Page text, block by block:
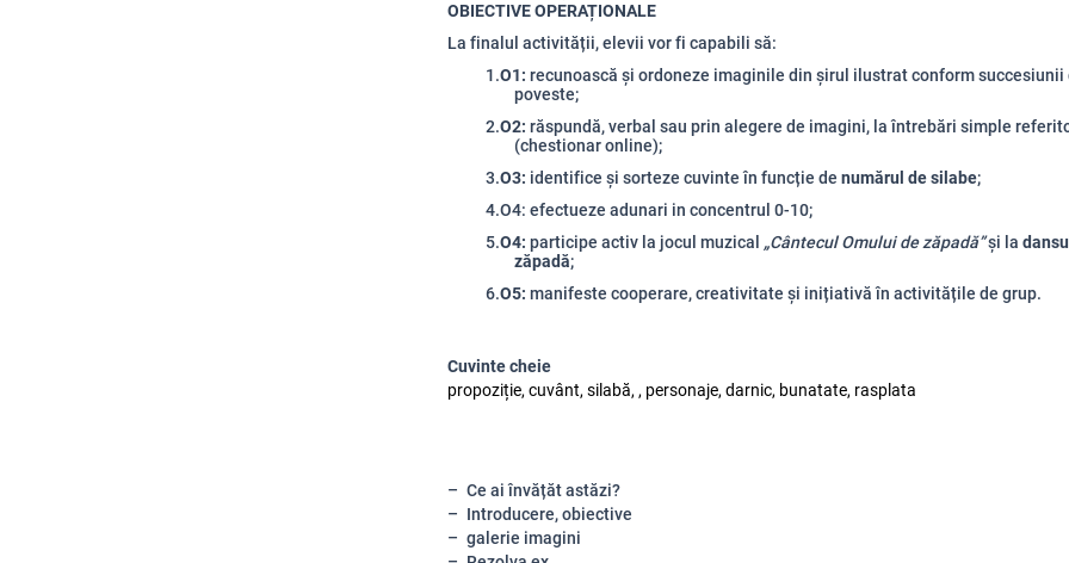
OBIECTIVE OPERAȚIONALE
La finalul activității, elevii vor fi capabili să:
1.O1: recunoască și ordoneze imaginile din șirul ilustrat conform succesiunii
poveste;
2.O2: răspundă, verbal sau prin alegere de imagini, la întrebări simple
(chestionar online);
3.O3: identifice și sorteze cuvinte în funcție de numărul de silabe;
4.O4: efectueze adunari in concentrul 0-10;
5.O4: participe activ la jocul muzical „Cântecul Omului de zăpadă”și la
zăpadă;
6.O5: manifeste cooperare, creativitate și inițiativă în activitățile de grup.
Cuvinte cheie
propoziție, cuvânt, silabă, , personaje, darnic, bunatate, rasplata
Ce ai învățăt astăzi?
Introducere, obiective
galerie imagini